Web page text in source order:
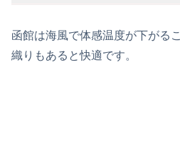
函館は海風で体感温度が下がる
織りもあると快適です。